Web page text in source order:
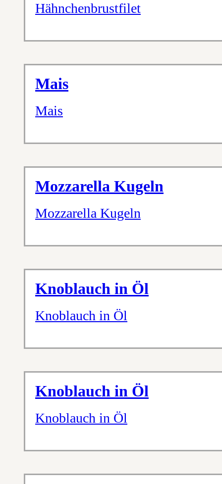
Hähnchenbrustfilet
Mais
Mais
Mozzarella Kugeln
Mozzarella Kugeln
Knoblauch in Öl
Knoblauch in Öl
Knoblauch in Öl
Knoblauch in Öl